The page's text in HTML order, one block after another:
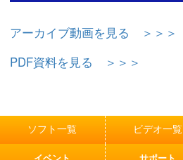
アーカイブ動画を見る ＞＞＞
PDF資料を見る ＞＞＞
ソフト一覧 ビデオ一覧